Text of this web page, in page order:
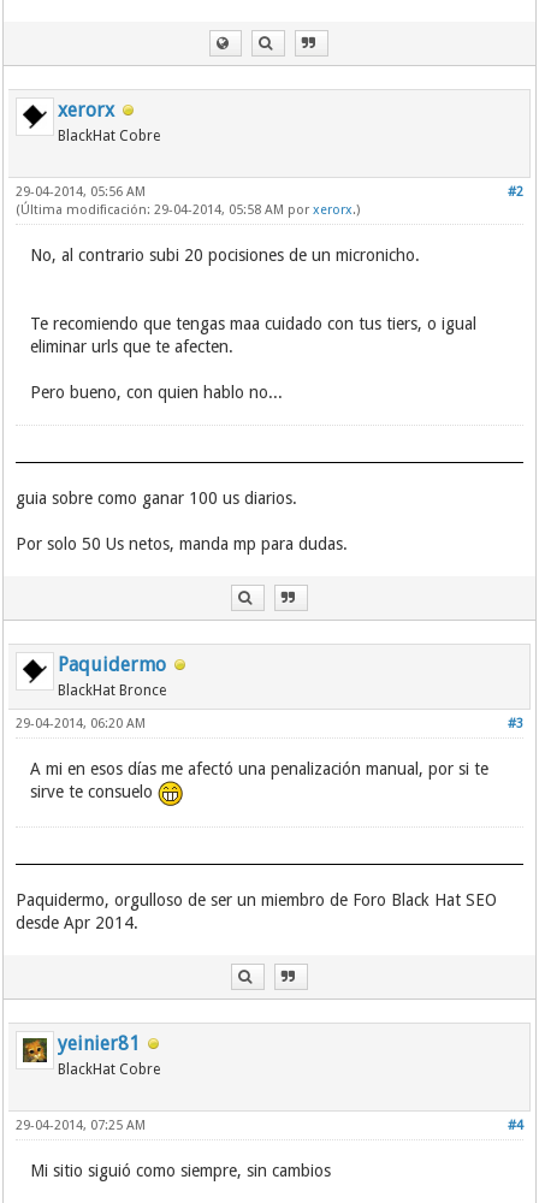
xerorx
BlackHat Cobre
#2
29-04-2014, 05:56 AM
(Última modificación: 29-04-2014, 05:58 AM porxerorx.)
No, al contrario subi 20 pocisiones de un micronicho.
Te recomiendo que tengas maa cuidado con tus tiers, o igual
eliminar urls que te afecten.
Pero bueno, con quien hablo no...
guia sobre como ganar 100 us diarios.
Por solo 50 Us netos, manda mp para dudas.
Paquidermo
BlackHat Bronce
#3
29-04-2014, 06:20 AM
A mi en esos días me afectó una penalización manual, por si te
sirve te consuelo
Paquidermo, orgulloso de ser un miembro de Foro Black Hat SEO
desde Apr 2014.
yeinier81
BlackHat Cobre
#4
29-04-2014, 07:25 AM
Mi sitio siguió como siempre, sin cambios